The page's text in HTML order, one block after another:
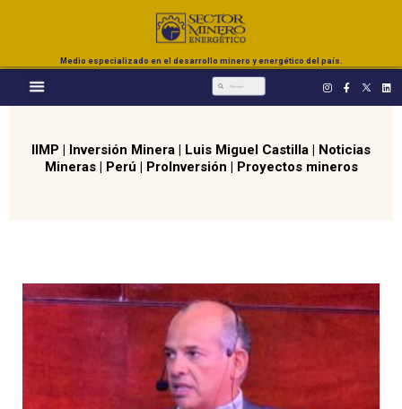
Medio especializado en el desarrollo minero y energético del país.
IIMP | Inversión Minera | Luis Miguel Castilla | Noticias
Mineras| Perú | ProInversión | Proyectos mineros